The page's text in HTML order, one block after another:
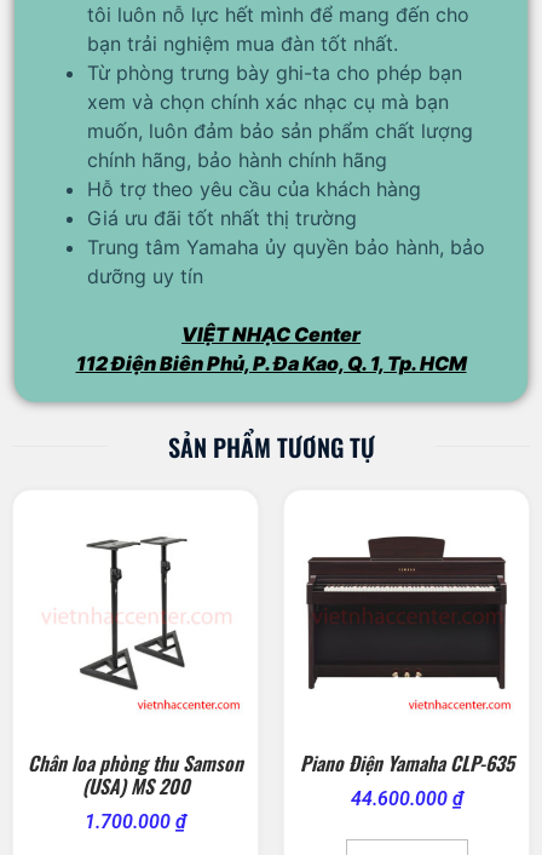
tôi luôn nỗ lực hết mình để mang đến cho
bạn trải nghiệm mua đàn tốt nhất.
Từ phòng trưng bày ghi-ta cho phép bạn
xem và chọn chính xác nhạc cụ mà bạn
muốn, luôn đảm bảo sản phẩm chất lượng
chính hãng, bảo hành chính hãng
Hỗ trợ theo yêu cầu của khách hàng
Giá ưu đãi tốt nhất thị trường
Trung tâm Yamaha ủy quyền bảo hành, bảo
dưỡng uy tín
VIỆT NHẠC Center
112 Điện Biên Phủ, P. Đa Kao, Q. 1, Tp. HCM
SẢN PHẨM TƯƠNG TỰ
Chân loa phòng thu Samson
(USA) MS 200
1.700.000 ₫
Piano Điện Yamaha CLP-635
44.600.000 ₫